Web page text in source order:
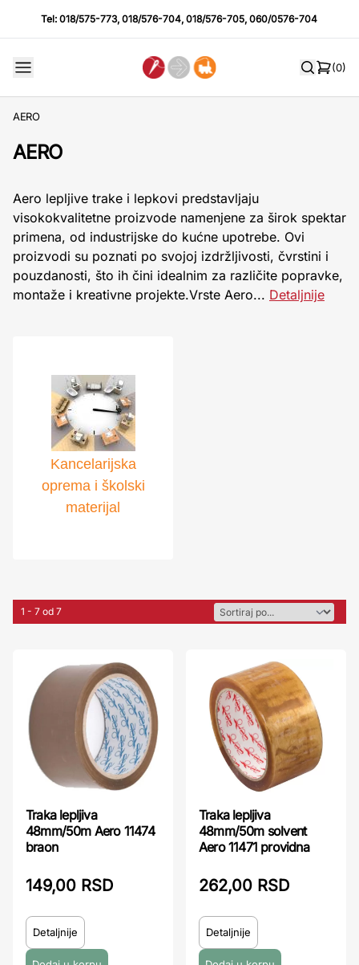
Tel:018/575-773,018/576-704,018/576-705,060/0576-704
(0)
AERO
AERO
Aero lepljive trake i lepkovi predstavljaju
visokokvalitetne proizvode namenjene za širok spektar
primena, od industrijske do kućne upotrebe. Ovi
proizvodi su poznati po svojoj izdržljivosti, čvrstini i
pouzdanosti, što ih čini idealnim za različite popravke,
montaže i kreativne projekte.Vrste Aero... Detaljnije
Kancelarijska
oprema i školski
materijal
1 - 7 od 7
Traka lepljiva
48mm/50m Aero 11474
braon
149,00 RSD
Detaljnije
Traka lepljiva
48mm/50m solvent
Aero 11471 providna
262,00 RSD
Detaljnije